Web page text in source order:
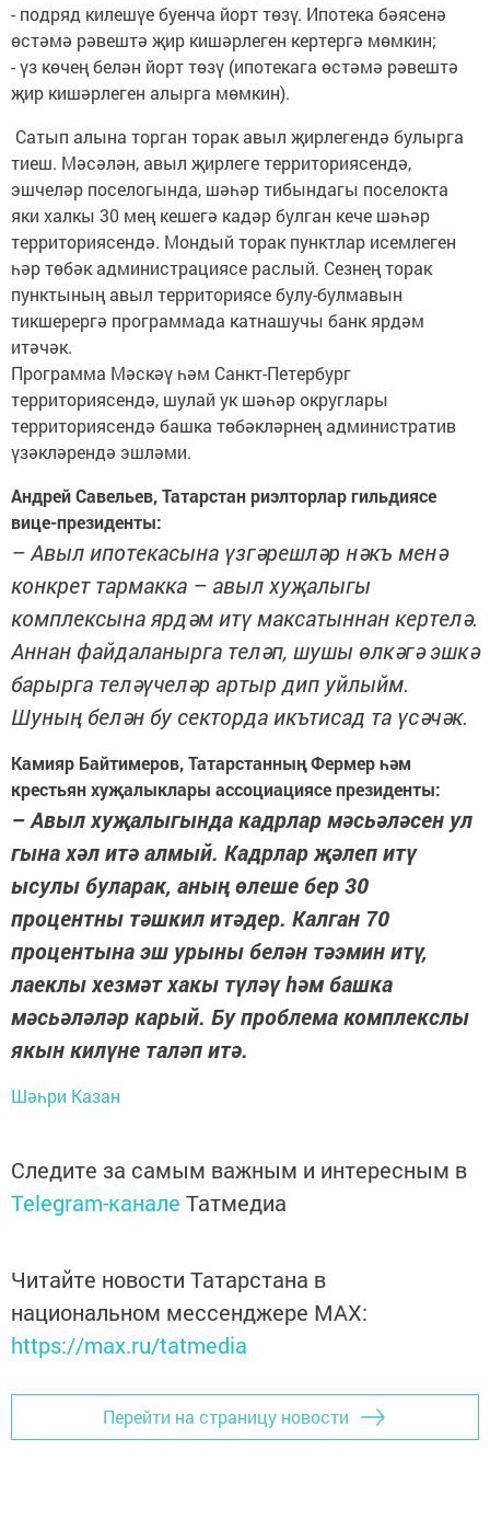
- подряд килешүе буенча йорт төзү. Ипотека бәясенә
өстәмә рәвештә җир кишәрлеген кертергә мөмкин;
- үз көчең белән йорт төзү (ипотекага өстәмә рәвештә
җир кишәрлеген алырга мөмкин).
Сатып алына торган торак авыл җирлегендә булырга
тиеш. Мәсәлән, авыл җирлеге территориясендә,
эшчеләр поселогында, шәһәр тибындагы поселокта
яки халкы 30 мең кешегә кадәр булган кече шәһәр
территориясендә. Мондый торак пунктлар исемлеген
һәр төбәк администрациясе раслый. Сезнең торак
пунктының авыл территориясе булу-булмавын
тикшерергә программада катнашучы банк ярдәм
итәчәк.
Программа Мәскәү һәм Санкт-Петербург
территориясендә, шулай ук шәһәр округлары
территориясендә башка төбәкләрнең административ
үзәкләрендә эшләми.
Андрей Савельев, Татарстан риэлторлар гильдиясе
вице-президенты:
– Авыл ипотекасына үзгәрешләр нәкъ менә
конкрет тармакка – авыл хуҗалыгы
комплексына ярдәм итү максатыннан кертелә.
Аннан файдаланырга теләп, шушы өлкәгә эшкә
барырга теләүчеләр артыр дип уйлыйм.
Шуның белән бу секторда икътисад та үсәчәк.
Камияр Байтимеров, Татарстанның Фермер һәм
крестьян хуҗалыклары ассоциациясе президенты:
– Авыл хуҗалыгында кадрлар мәсьәләсен ул
гына хәл итә алмый. Кадрлар җәлеп итү
ысулы буларак, аның өлеше бер 30
процентны тәшкил итәдер. Калган 70
процентына эш урыны белән тәэмин итү,
лаеклы хезмәт хакы түләү һәм башка
мәсьәләләр карый. Бу проблема комплекслы
якын килүне таләп итә.
Шәһри Казан
Следите за самым важным и интересным в
Telegram-канале Татмедиа
Читайте новости Татарстана в
национальном мессенджере MАХ:
https://max.ru/tatmedia
Перейти на страницу новости